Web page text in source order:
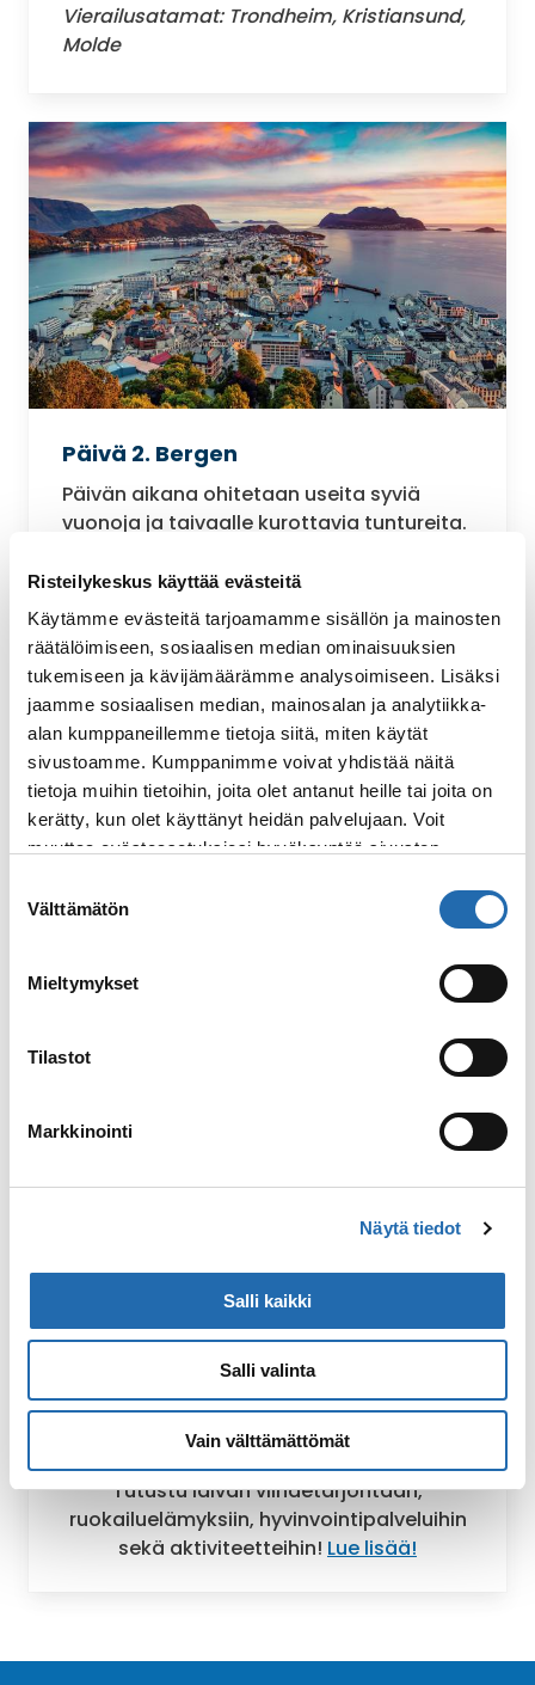
Risteilykeskus käyttää evästeitä
Käytämme evästeitä tarjoamamme sisällön ja mainosten
räätälöimiseen, sosiaalisen median ominaisuuksien
tukemiseen ja kävijämäärämme analysoimiseen. Lisäksi
jaamme sosiaalisen median, mainosalan ja analytiikka-
alan kumppaneillemme tietoja siitä, miten käytät
sivustoamme. Kumppanimme voivat yhdistää näitä
tietoja muihin tietoihin, joita olet antanut heille tai joita on
kerätty, kun olet käyttänyt heidän palvelujaan. Voit
muuttaa evästeasetuksiesi hyväksyntää sivuston
valinta
Välttämätön
Mieltymykset
Tilastot
Markkinointi
Näytä tiedot
Salli kaikki
Salli valinta
Vain välttämättömät
Vierailusatamat: Trondheim, Kristiansund,
Molde
Päivä 2. Bergen
Päivän aikana ohitetaan useita syviä
vuonoja ja taivaalle kurottavia tuntureita.
kuvankaunista Nordfjordin vuonoa, joka
sijaitsee aivan jättiläismäisen
Jostedalsbreenin jäätikön alapuolella,
upeaa, Norjan pisintä Sognevuonoa, ja
kuvauksellista Bergenin saaristoa. Laiva
saapuu Bergeniin klo 14:30.
Vierailusatamat: Ålesund, Torvik, Måløy,
Florø, Bergen
Tutustu laivan viihdetarjontaan,
ruokailuelämyksiin, hyvinvointipalveluihin
sekä aktiviteetteihin! Lue lisää!